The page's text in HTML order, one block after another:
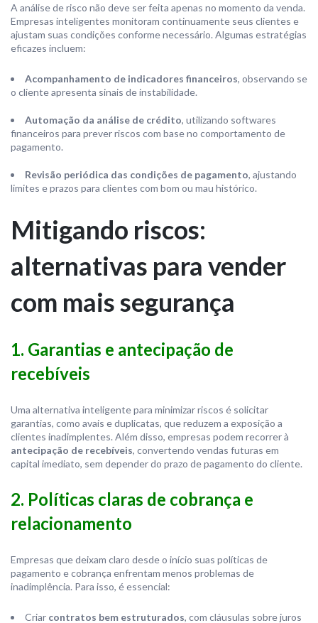
A análise de risco não deve ser feita apenas no momento da venda.
Empresas inteligentes monitoram continuamente seus clientes e
ajustam suas condições conforme necessário. Algumas estratégias
eficazes incluem:
Acompanhamento de indicadores financeiros, observando se
o cliente apresenta sinais de instabilidade.
Automação da análise de crédito, utilizando softwares
financeiros para prever riscos com base no comportamento de
pagamento.
Revisão periódica das condições de pagamento, ajustando
limites e prazos para clientes com bom ou mau histórico.
Mitigando riscos:
alternativas para vender
com mais segurança
1. Garantias e antecipação de
recebíveis
Uma alternativa inteligente para minimizar riscos é solicitar
garantias, como avais e duplicatas, que reduzem a exposição a
clientes inadimplentes. Além disso, empresas podem recorrer à
antecipação de recebíveis, convertendo vendas futuras em
capital imediato, sem depender do prazo de pagamento do cliente.
2. Políticas claras de cobrança e
relacionamento
Empresas que deixam claro desde o início suas políticas de
pagamento e cobrança enfrentam menos problemas de
inadimplência. Para isso, é essencial:
Criar contratos bem estruturados, com cláusulas sobre juros